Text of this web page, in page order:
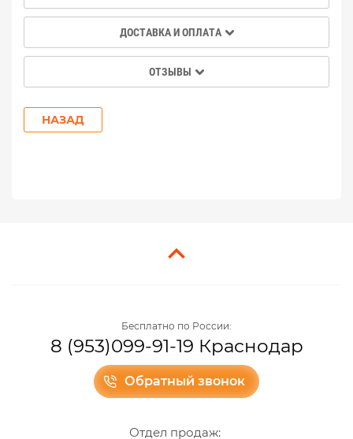
ДОСТАВКА И ОПЛАТА
ОТЗЫВЫ
НАЗАД
Бесплатно по России:
8 (953)099-91-19 Краснодар
Обратный звонок
Отдел продаж: